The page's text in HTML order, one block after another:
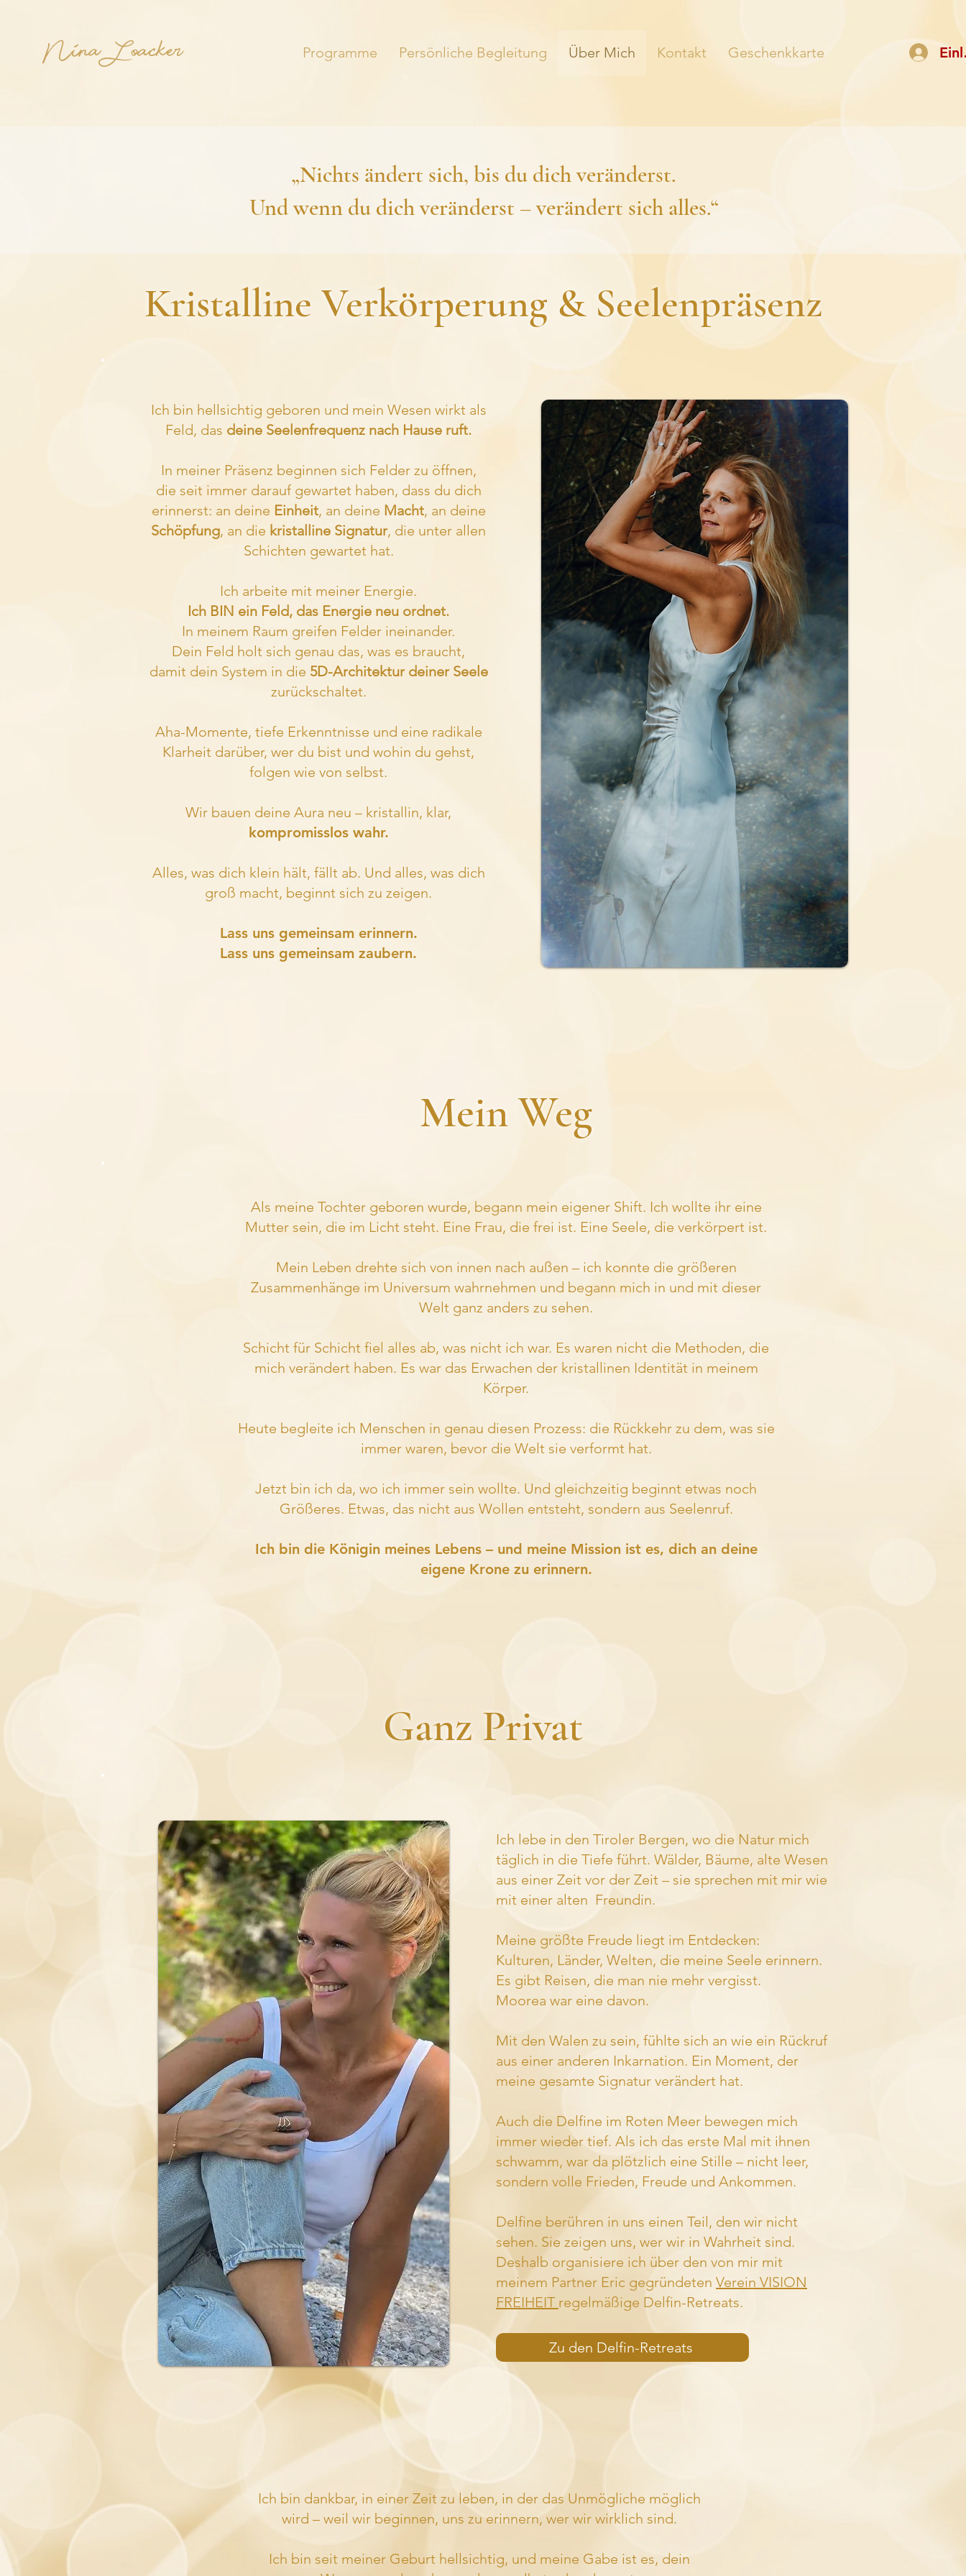
Nina Loacker Programme Persönliche Begleitung Über Mich Kontakt Geschenkkarte
„Nichts ändert sich, bis du dich veränderst.
Und wenn du dich veränderst – verändert sich alles.“
Kristalline Verkörperung & Seelenpräsenz
Ich bin hellsichtig geboren und mein Wesen wirkt als
Feld, das deine Seelenfrequenz nach Hause ruft.
In meiner Präsenz beginnen sich Felder zu öffnen,
die seit immer darauf gewartet haben, dass du dich
erinnerst: an deine Einheit, an deine Macht, an deine
Schöpfung, an die kristalline Signatur, die unter allen
Schichten gewartet hat.
Ich arbeite mit meiner Energie.
Ich BIN ein Feld, das Energie neu ordnet.
In meinem Raum greifen Felder ineinander.
Dein Feld holt sich genau das, was es braucht,
damit dein System in die 5D-Architektur deiner Seele
zurückschaltet.
Aha-Momente, tiefe Erkenntnisse und eine radikale
Klarheit darüber, wer du bist und wohin du gehst,
folgen wie von selbst.
Wir bauen deine Aura neu – kristallin, klar,
kompromisslos wahr.
Alles, was dich klein hält, fällt ab. Und alles, was dich
groß macht, beginnt sich zu zeigen.
Lass uns gemeinsam erinnern.
Lass uns gemeinsam zaubern.
Mein Weg
Als meine Tochter geboren wurde, begann mein eigener Shift. Ich wollte ihr eine
Mutter sein, die im Licht steht. Eine Frau, die frei ist. Eine Seele, die verkörpert ist.
Mein Leben drehte sich von innen nach außen – ich konnte die größeren
Zusammenhänge im Universum wahrnehmen und begann mich in und mit dieser
Welt ganz anders zu sehen.
Schicht für Schicht fiel alles ab, was nicht ich war. Es waren nicht die Methoden, die
mich verändert haben. Es war das Erwachen der kristallinen Identität in meinem
Körper.
Heute begleite ich Menschen in genau diesen Prozess: die Rückkehr zu dem, was sie
immer waren, bevor die Welt sie verformt hat.
Jetzt bin ich da, wo ich immer sein wollte. Und gleichzeitig beginnt etwas noch
Größeres. Etwas, das nicht aus Wollen entsteht, sondern aus Seelenruf.
Ich bin die Königin meines Lebens – und meine Mission ist es, dich an deine
eigene Krone zu erinnern.
Ganz Privat
Ich lebe in den Tiroler Bergen, wo die Natur mich
täglich in die Tiefe führt. Wälder, Bäume, alte Wesen
aus einer Zeit vor der Zeit – sie sprechen mit mir wie
mit einer alten Freundin.
Meine größte Freude liegt im Entdecken:
Kulturen, Länder, Welten, die meine Seele erinnern.
Es gibt Reisen, die man nie mehr vergisst.
Moorea war eine davon.
Mit den Walen zu sein, fühlte sich an wie ein Rückruf
aus einer anderen Inkarnation. Ein Moment, der
meine gesamte Signatur verändert hat.
Auch die Delfine im Roten Meer bewegen mich
immer wieder tief. Als ich das erste Mal mit ihnen
schwamm, war da plötzlich eine Stille – nicht leer,
sondern volle Frieden, Freude und Ankommen.
Delfine berühren in uns einen Teil, den wir nicht
sehen. Sie zeigen uns, wer wir in Wahrheit sind.
Deshalb organisiere ich über den von mir mit
meinem Partner Eric gegründeten Verein VISION
FREIHEIT regelmäßige Delfin-Retreats.
Zu den Delfin-Retreats
Ich bin dankbar, in einer Zeit zu leben, in der das Unmögliche möglich
wird – weil wir beginnen, uns zu erinnern, wer wir wirklich sind.
Ich bin seit meiner Geburt hellsichtig, und meine Gabe ist es, dein